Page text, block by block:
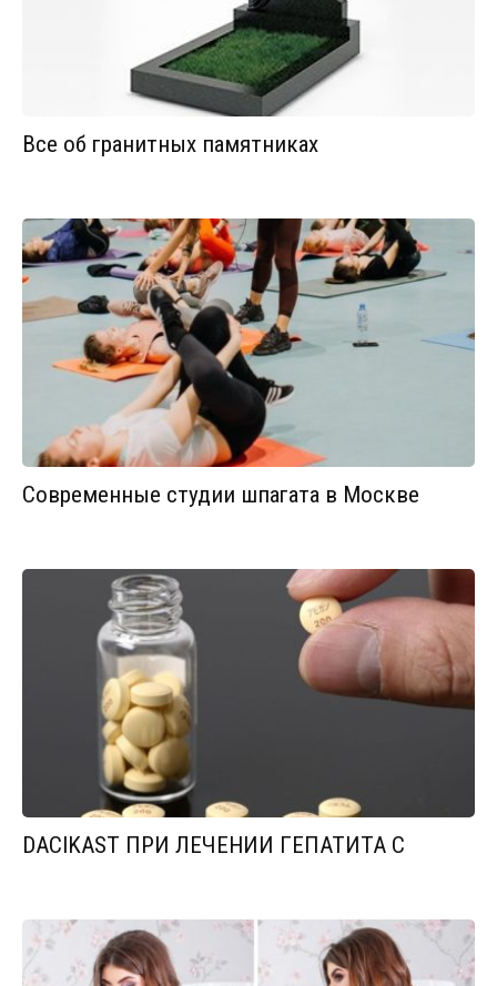
Все об гранитных памятниках
Современные студии шпагата в Москве
DACIKAST ПРИ ЛЕЧЕНИИ ГЕПАТИТА С